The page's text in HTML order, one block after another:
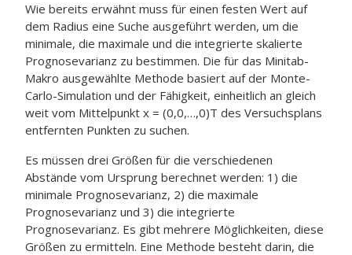
Wie bereits erwähnt muss für einen festen Wert auf
dem Radius eine Suche ausgeführt werden, um die
minimale, die maximale und die integrierte skalierte
Prognosevarianz zu bestimmen. Die für das Minitab-
Makro ausgewählte Methode basiert auf der Monte-
Carlo-Simulation und der Fähigkeit, einheitlich an gleich
weit vom Mittelpunkt x = (0,0,…,0)T des Versuchsplans
entfernten Punkten zu suchen.
Es müssen drei Größen für die verschiedenen
Abstände vom Ursprung berechnet werden: 1) die
minimale Prognosevarianz, 2) die maximale
Prognosevarianz und 3) die integrierte
Prognosevarianz. Es gibt mehrere Möglichkeiten, diese
Größen zu ermitteln. Eine Methode besteht darin, die